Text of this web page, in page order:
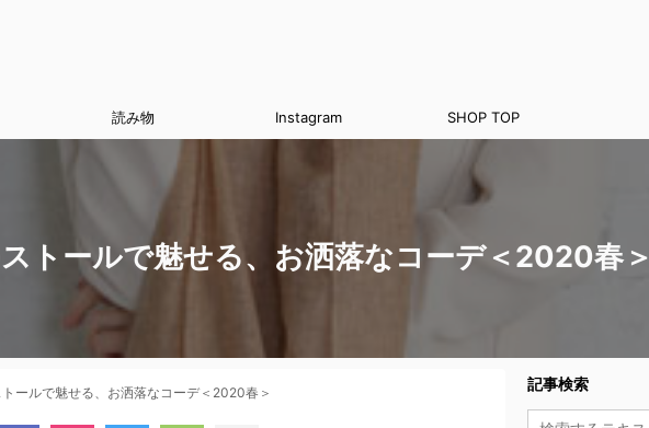
読み物 Instagram SHOP TOP
トールで魅せる、お洒落なコーデ＜2020春＞
ールで魅せる、お洒落なコーデ＜2020春＞ 記事検索